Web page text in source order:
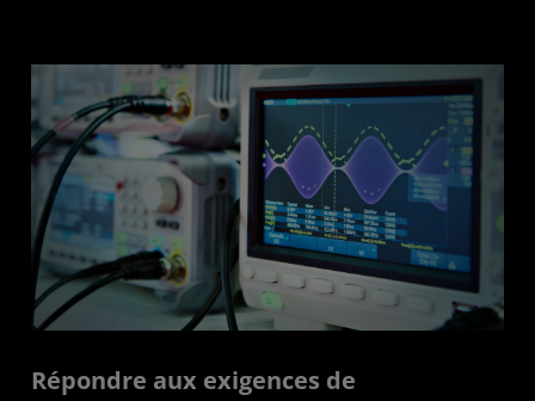
Répondre aux exigences de